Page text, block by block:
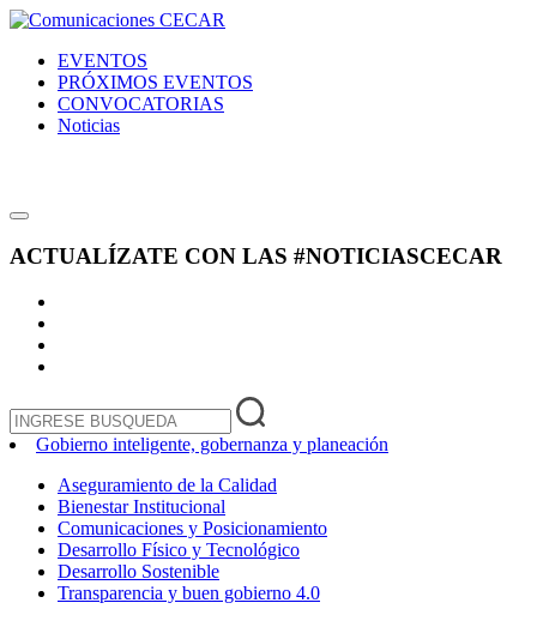
EVENTOS
PRÓXIMOS EVENTOS
CONVOCATORIAS
Noticias
ACTUALÍZATE CON LAS #NOTICIASCECAR
Gobierno inteligente, gobernanza y planeación
Aseguramiento de la Calidad
Bienestar Institucional
Comunicaciones y Posicionamiento
Desarrollo Físico y Tecnológico
Desarrollo Sostenible
Transparencia y buen gobierno 4.0